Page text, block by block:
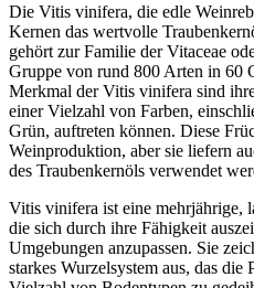
Die Vitis vinifera, die edle
Kernen das wertvolle
gehört zur Familie der Vitaceae
Gruppe von rund 800 Arten in 60
Merkmal der Vitis vinifera sind
einer Vielzahl von Farben,
Grün, auftreten können. Diese
Weinproduktion, aber sie liefern
des Traubenkernöls verwendet
Vitis vinifera ist eine mehrjährige,
die sich durch ihre Fähigkeit
Umgebungen anzupassen. Sie
starkes Wurzelsystem aus, das